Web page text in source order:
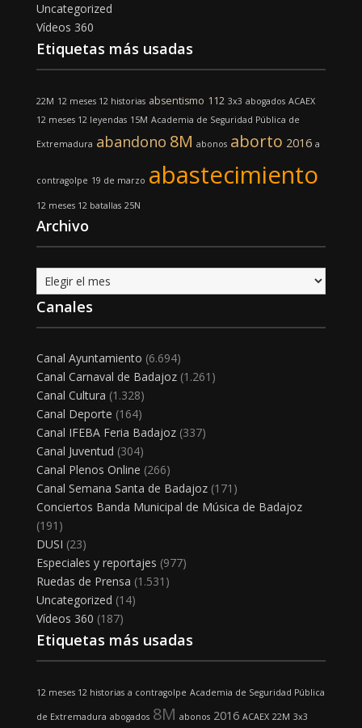
Uncategorized
Vídeos 360
Etiquetas más usadas
22M 12 meses 12 historias absentismo 112 3x3 abogados ACAEX
12 meses 12 leyendas 15M Academia de Seguridad Pública de
Extremadura abandono 8M abonos aborto 2016 a
contragolpe 19 de marzo abastecimiento
12 meses 12 batallas 25N
Archivo
Archivo
Canales
Canal Ayuntamiento (6.694)
Canal Carnaval de Badajoz(1.261)
Canal Cultura (1.328)
Canal Deporte (164)
Canal IFEBA Feria Badajoz(337)
Canal Juventud (304)
Canal Plenos Online (266)
Canal Semana Santa de Badajoz(171)
Conciertos Banda Municipal de Música de Badajoz
(191)
DUSI (23)
Especiales y reportajes (977)
Ruedas de Prensa (1.531)
Uncategorized (14)
Vídeos 360 (187)
Etiquetas más usadas
12 meses 12 historias a contragolpe Academia de Seguridad Pública
de Extremadura abogados 8M abonos 2016 ACAEX 22M 3x3